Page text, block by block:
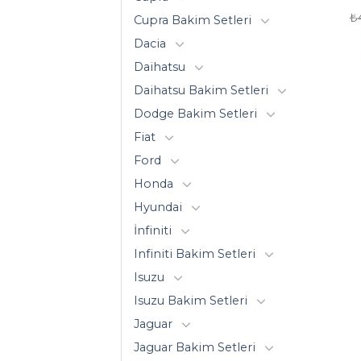
Cupra Bakim Setleri
Dacia
Daihatsu
Daihatsu Bakim Setleri
Dodge Bakim Setleri
Fiat
Ford
Honda
Hyundai
İnfiniti
Infiniti Bakim Setleri
Isuzu
Isuzu Bakim Setleri
Jaguar
Jaguar Bakim Setleri
₺